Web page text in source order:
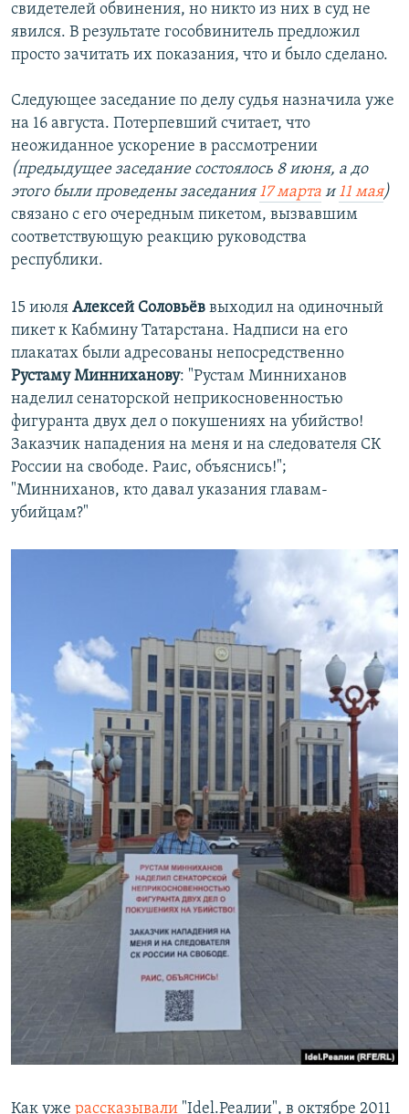
свидетелей обвинения, но никто из них в суд не
явился. В результате гособвинитель предложил
просто зачитать их показания, что и было сделано.
Следующее заседание по делу судья назначила уже
на 16 августа. Потерпевший считает, что
неожиданное ускорение в рассмотрении
(предыдущее заседание состоялось 8 июня, а до
этого были проведены заседания17 марта и11 мая)
связано с его очередным пикетом, вызвавшим
соответствующую реакцию руководства
республики.
15 июля Алексей Соловьёв выходил на одиночный
пикет к Кабмину Татарстана. Надписи на его
плакатах были адресованы непосредственно
Рустаму Минниханову: "Рустам Минниханов
наделил сенаторской неприкосновенностью
фигуранта двух дел о покушениях на убийство!
Заказчик нападения на меня и на следователя СК
России на свободе. Раис, объяснись!";
"Минниханов, кто давал указания главам-
убийцам?"
Как уже рассказывали "Idel.Реалии", в октябре 2011